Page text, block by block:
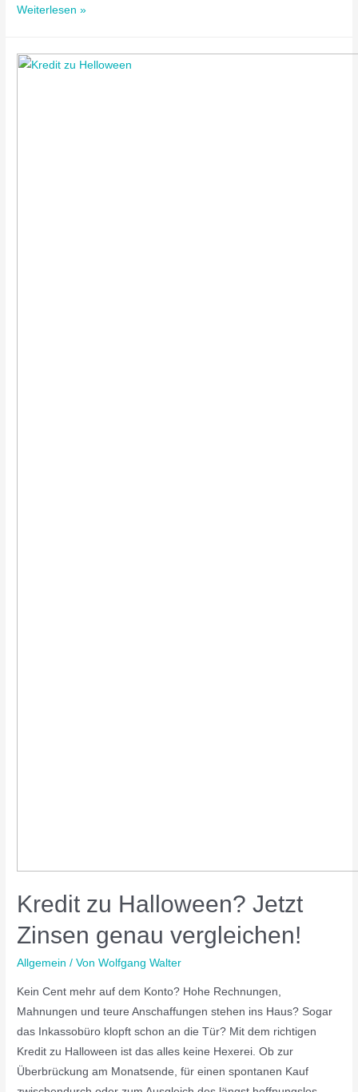
Weiterlesen »
Kredit zu Halloween? Jetzt
Zinsen genau vergleichen!
Allgemein / VonWolfgang Walter
Kein Cent mehr auf dem Konto? Hohe Rechnungen,
Mahnungen und teure Anschaffungen stehen ins Haus? Sogar
das Inkassobüro klopft schon an die Tür? Mit dem richtigen
Kredit zu Halloween ist das alles keine Hexerei. Ob zur
Überbrückung am Monatsende, für einen spontanen Kauf